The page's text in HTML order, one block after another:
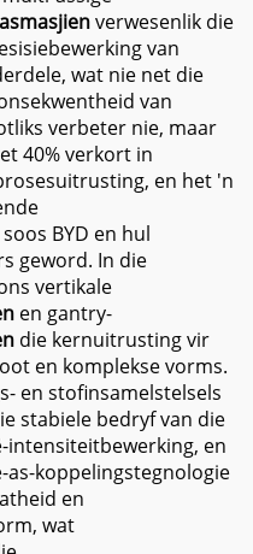
verwesenlik die
van
wat nie net die
van
verbeter nie, maar
40% verkort in
en het 'n
BYD en hul
geword. In die
vertikale
en gantry-
die kernuitrusting vir
en komplekse vorms.
en stofinsamelstelsels
stabiele bedryf van die
en
koppelingstegnologie
en
wat